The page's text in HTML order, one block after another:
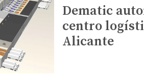
Dematic
centro
Alicante